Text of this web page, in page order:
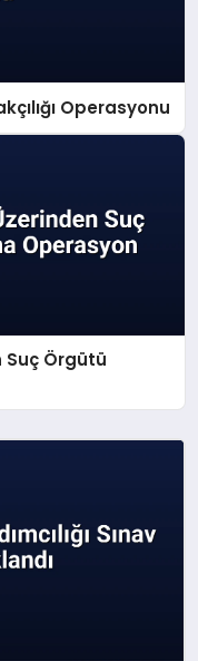
Operasyonu
Suç Örgütü